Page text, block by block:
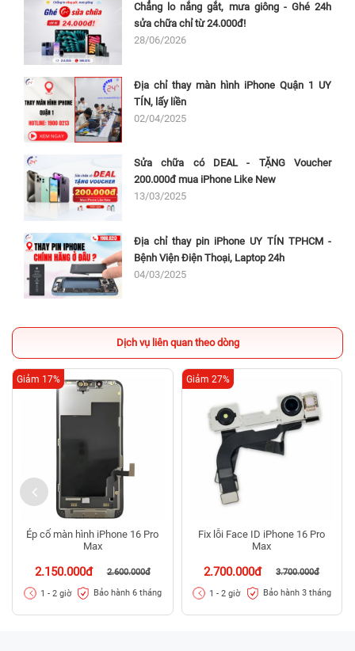
Chẳng lo nắng gắt, mưa giông - Ghé 24h
sửa chữa chỉ từ 24.000đ!
28/06/2026
Địa chỉ thay màn hình iPhone Quận 1 UY
TÍN, lấy liền
02/04/2025
Sửa chữa có DEAL - TẶNG Voucher
200.000đ mua iPhone Like New
13/03/2025
Địa chỉ thay pin iPhone UY TÍN TPHCM -
Bệnh Viện Điện Thoại, Laptop 24h
04/03/2025
Dịch vụ liên quan theo dòng
Ép cổ màn hình iPhone 16 Pro
Max
2.150.000đ 2.600.000đ
Giảm 17%
1 - 2 giờ Bảo hành 6 tháng
Fix lỗi Face ID iPhone 16 Pro
Max
2.700.000đ 3.700.000đ
Giảm 27%
1 - 2 giờ Bảo hành 3 tháng